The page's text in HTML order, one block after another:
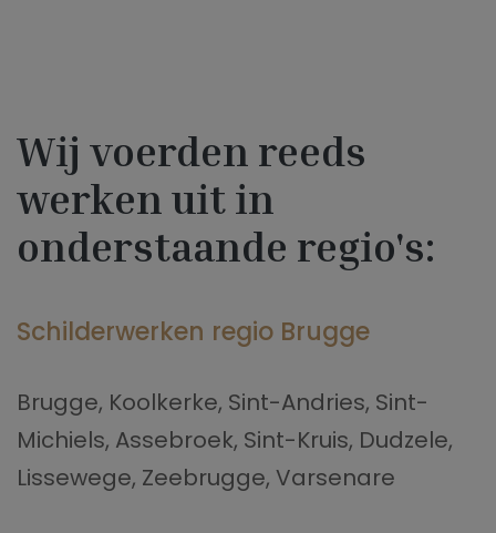
Wij voerden reeds
werken uit in
onderstaande regio's:
Schilderwerken regio Brugge
Brugge, Koolkerke, Sint-Andries, Sint-
Michiels, Assebroek, Sint-Kruis, Dudzele,
Lissewege, Zeebrugge, Varsenare